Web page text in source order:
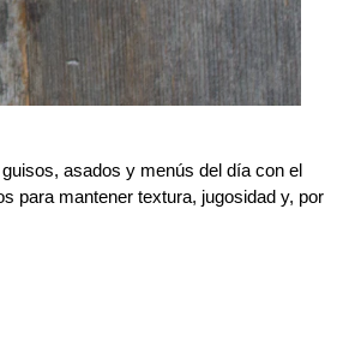
asados y menús del día con el
para mantener textura, jugosidad y, por